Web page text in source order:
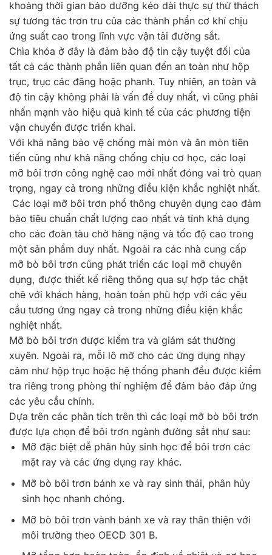
khoảng thời gian bảo dưỡng kéo dài thực sự thử thách
sự tương tác trơn tru của các thành phần cơ khí chịu
ứng suất cao trong lĩnh vực vận tải đường sắt.
Chìa khóa ở đây là đảm bảo độ tin cậy tuyệt đối của
tất cả các thành phần liên quan đến an toàn như hộp
trục, trục các đăng hoặc phanh. Tuy nhiên, an toàn và
độ tin cậy không phải là vấn đề duy nhất, vì cũng phải
nhấn mạnh vào hiệu quả kinh tế của các phương tiện
vận chuyển được triển khai.
Với khả năng bảo vệ chống mài mòn và ăn mòn tiên
tiến cũng như khả năng chống chịu cơ học, các loại
mỡ bôi trơn công nghệ cao mới nhất đóng vai trò quan
trọng, ngay cả trong những điều kiện khắc nghiệt nhất.
Các loại mỡ bôi trơn phổ thông chuyên dụng cao đảm
bảo tiêu chuẩn chất lượng cao nhất và tính khả dụng
cho các đoàn tàu chở hàng nặng và tốc độ cao trong
một sản phẩm duy nhất. Ngoài ra các nhà cung cấp
mỡ bò bôi trơn cũng phát triển các loại mỡ chuyên
dụng, được thiết kế riêng thông qua sự hợp tác chặt
chẽ với khách hàng, hoàn toàn phù hợp với các yêu
cầu tương ứng ngay cả trong những điều kiện khắc
nghiệt nhất.
Mỡ bò bôi trơn được kiểm tra và giám sát thường
xuyên. Ngoài ra, mỗi lô mỡ cho các ứng dụng nhạy
cảm như hộp trục hoặc hệ thống phanh đều được kiểm
tra riêng trong phòng thí nghiệm để đảm bảo đáp ứng
các yêu cầu chính.
Dựa trên các phân tích trên thì các loại mỡ bò bôi trơn
được lựa chọn để bôi trơn ngành đường sắt như sau:
Mỡ đặc biệt dễ phân hủy sinh học để bôi trơn các
mặt ray và các ứng dụng ray khác.
Mỡ bò bôi trơn bánh xe và ray sinh thái, phân hủy
sinh học nhanh chóng.
Mỡ bò bôi trơn vành bánh xe và ray thân thiện với
môi trường theo OECD 301 B.